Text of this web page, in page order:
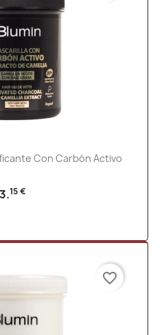
Con Carbón Activo
15 €
favorite_border